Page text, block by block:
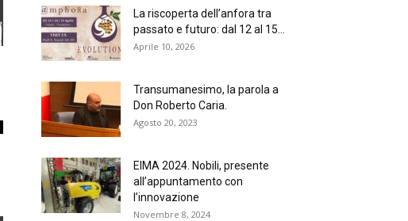
La riscoperta dell’anfora tra
passato e futuro: dal 12 al 15...
Aprile 10, 2026
Transumanesimo, la parola a
Don Roberto Caria.
Agosto 20, 2023
EIMA 2024. Nobili, presente
all’appuntamento con
l’innovazione
Novembre 8, 2024